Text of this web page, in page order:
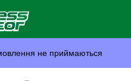
не приймаються